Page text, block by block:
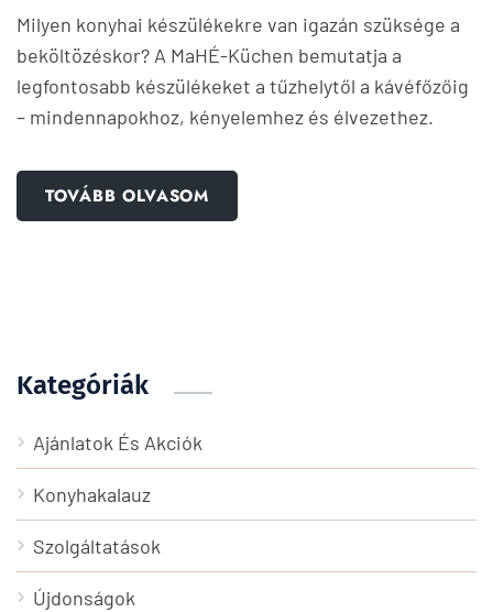
Milyen konyhai készülékekre van igazán szüksége a
beköltözéskor? A MaHÉ-Küchen bemutatja a
legfontosabb készülékeket a tűzhelytől a kávéfőzőig
– mindennapokhoz, kényelemhez és élvezethez.
TOVÁBB OLVASOM
Kategóriák
Ajánlatok És Akciók
Konyhakalauz
Szolgáltatások
Újdonságok